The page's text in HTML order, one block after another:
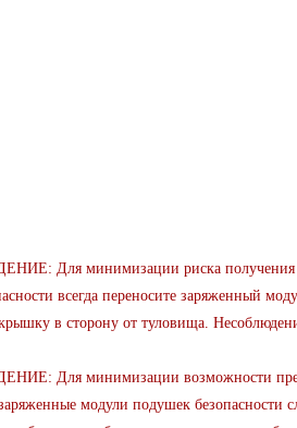
Для минимизации риска получения
всегда переносите заряженный
в сторону от туловища.
Для минимизации возможности
модули подушек безопасности